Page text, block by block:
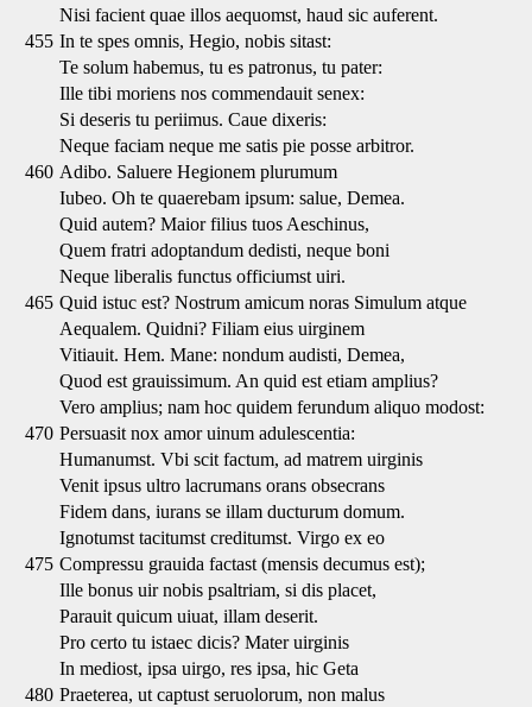
Nisi facient quae illos aequomst, haud sic auferent.
455 In te spes omnis, Hegio, nobis sitast:
Te solum habemus, tu es patronus, tu pater:
Ille tibi moriens nos commendauit senex:
Si deseris tu periimus. Caue dixeris:
Neque faciam neque me satis pie posse arbitror.
460 Adibo. Saluere Hegionem plurumum
Iubeo. Oh te quaerebam ipsum: salue, Demea.
Quid autem? Maior filius tuos Aeschinus,
Quem fratri adoptandum dedisti, neque boni
Neque liberalis functus officiumst uiri.
465 Quid istuc est? Nostrum amicum noras Simulum atque
Aequalem. Quidni? Filiam eius uirginem
Vitiauit. Hem. Mane: nondum audisti, Demea,
Quod est grauissimum. An quid est etiam amplius?
Vero amplius; nam hoc quidem ferundum aliquo modost:
470 Persuasit nox amor uinum adulescentia:
Humanumst. Vbi scit factum, ad matrem uirginis
Venit ipsus ultro lacrumans orans obsecrans
Fidem dans, iurans se illam ducturum domum.
Ignotumst tacitumst creditumst. Virgo ex eo
475 Compressu grauida factast (mensis decumus est);
Ille bonus uir nobis psaltriam, si dis placet,
Parauit quicum uiuat, illam deserit.
Pro certo tu istaec dicis? Mater uirginis
In mediost, ipsa uirgo, res ipsa, hic Geta
480 Praeterea, ut captust seruolorum, non malus